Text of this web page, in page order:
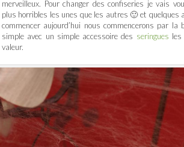
merveilleux. Pour changer des confiseries je vais
plus horribles les unes que les autres 🙂 et quelques
commencer aujourd’hui nous commencerons par la
simple avec un simple accessoire des seringues
valeur.